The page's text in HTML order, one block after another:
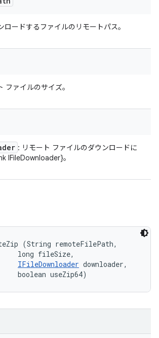
ロードするファイルのリモートパス。
ファイルのサイズ。
: リモート ファイルのダウンロードに
IFileDownloader}。
(String remoteFilePath,
long fileSize,
IFileDownloader downloader,
boolean useZip64)